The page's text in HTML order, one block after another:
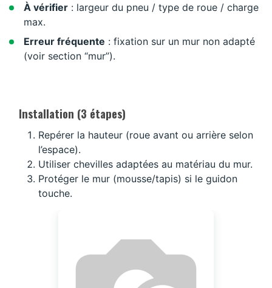
À vérifier : largeur du pneu / type de roue / charge
max.
Erreur fréquente : fixation sur un mur non adapté
(voir section “mur”).
Installation (3 étapes)
Repérer la hauteur (roue avant ou arrière selon
l’espace).
Utiliser chevilles adaptées au matériau du mur.
Protéger le mur (mousse/tapis) si le guidon
touche.